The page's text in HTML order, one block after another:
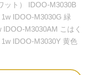
ット） IDOO-M3030B
IDOO-M3030G 緑
IDOO-M3030AM こはく
IDOO-M3030Y 黄色